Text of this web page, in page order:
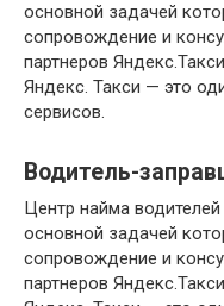
основной задачей
сопровождение и
партнеров
Яндекс. Такси — это
сервисов.
Водитель-
Центр найма
основной задачей
сопровождение и
партнеров